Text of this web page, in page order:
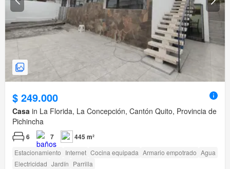
$ 249.000
Casa in La Florida, La Concepción, Cantón Quito, Provincia de
Pichincha
6 7 445 m²
Estacionamiento Internet Cocina equipada Armario empotrado Agua
Electricidad Jardín Parrilla